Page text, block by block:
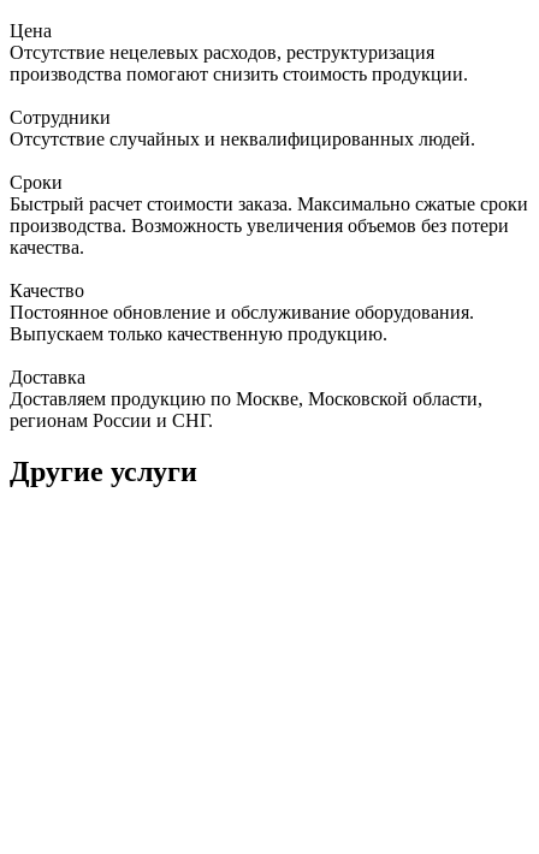
Цена
Отсутствие нецелевых расходов, реструктуризация
производства помогают снизить стоимость продукции.
Сотрудники
Отсутствие случайных и неквалифицированных людей.
Сроки
Быстрый расчет стоимости заказа. Максимально сжатые сроки
производства. Возможность увеличения объемов без потери
качества.
Качество
Постоянное обновление и обслуживание оборудования.
Выпускаем только качественную продукцию.
Доставка
Доставляем продукцию по Москве, Московской области,
регионам России и СНГ.
Другие услуги